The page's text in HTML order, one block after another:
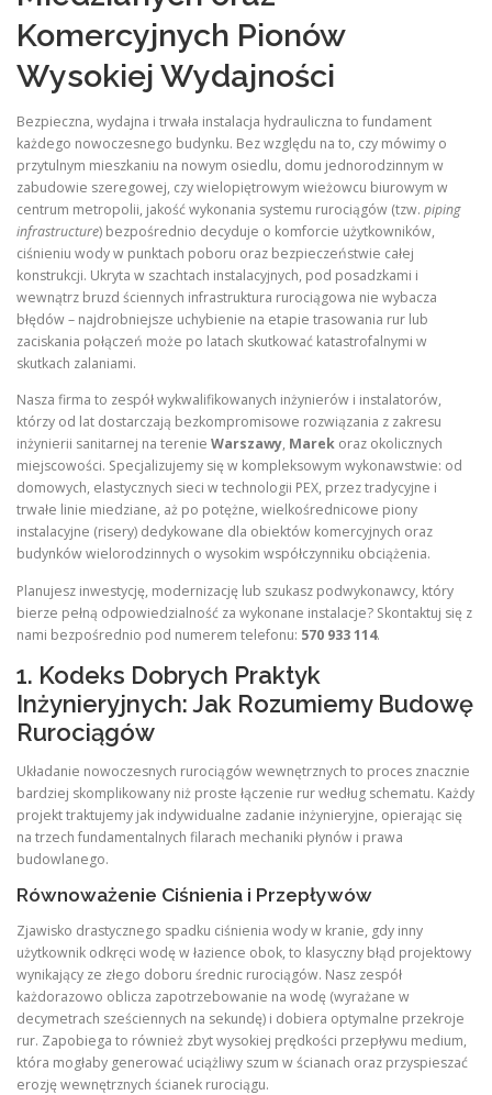
Komercyjnych Pionów
Wysokiej Wydajności
Bezpieczna, wydajna i trwała instalacja hydrauliczna to fundament
każdego nowoczesnego budynku. Bez względu na to, czy mówimy o
przytulnym mieszkaniu na nowym osiedlu, domu jednorodzinnym w
zabudowie szeregowej, czy wielopiętrowym wieżowcu biurowym w
centrum metropolii, jakość wykonania systemu rurociągów (tzw. piping
infrastructure) bezpośrednio decyduje o komforcie użytkowników,
ciśnieniu wody w punktach poboru oraz bezpieczeństwie całej
konstrukcji. Ukryta w szachtach instalacyjnych, pod posadzkami i
wewnątrz bruzd ściennych infrastruktura rurociągowa nie wybacza
błędów – najdrobniejsze uchybienie na etapie trasowania rur lub
zaciskania połączeń może po latach skutkować katastrofalnymi w
skutkach zalaniami.
Nasza firma to zespół wykwalifikowanych inżynierów i instalatorów,
którzy od lat dostarczają bezkompromisowe rozwiązania z zakresu
inżynierii sanitarnej na terenie Warszawy, Marek oraz okolicznych
miejscowości. Specjalizujemy się w kompleksowym wykonawstwie: od
domowych, elastycznych sieci w technologii PEX, przez tradycyjne i
trwałe linie miedziane, aż po potężne, wielkośrednicowe piony
instalacyjne (risery) dedykowane dla obiektów komercyjnych oraz
budynków wielorodzinnych o wysokim współczynniku obciążenia.
Planujesz inwestycję, modernizację lub szukasz podwykonawcy, który
bierze pełną odpowiedzialność za wykonane instalacje? Skontaktuj się z
nami bezpośrednio pod numerem telefonu: 570 933 114.
1. Kodeks Dobrych Praktyk
Inżynieryjnych: Jak Rozumiemy Budowę
Rurociągów
Układanie nowoczesnych rurociągów wewnętrznych to proces znacznie
bardziej skomplikowany niż proste łączenie rur według schematu. Każdy
projekt traktujemy jak indywidualne zadanie inżynieryjne, opierając się
na trzech fundamentalnych filarach mechaniki płynów i prawa
budowlanego.
Równoważenie Ciśnienia i Przepływów
Zjawisko drastycznego spadku ciśnienia wody w kranie, gdy inny
użytkownik odkręci wodę w łazience obok, to klasyczny błąd projektowy
wynikający ze złego doboru średnic rurociągów. Nasz zespół
każdorazowo oblicza zapotrzebowanie na wodę (wyrażane w
decymetrach sześciennych na sekundę) i dobiera optymalne przekroje
rur. Zapobiega to również zbyt wysokiej prędkości przepływu medium,
która mogłaby generować uciążliwy szum w ścianach oraz przyspieszać
erozję wewnętrznych ścianek rurociągu.